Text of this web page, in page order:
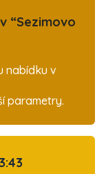
“Sezimovo
nabídku v
parametry.